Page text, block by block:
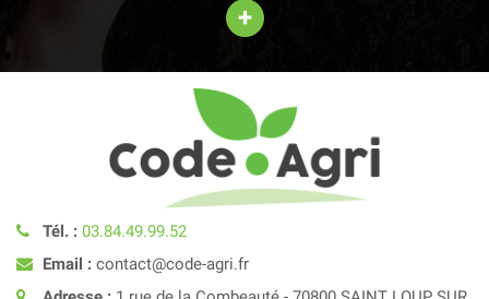
+
Tél. : 03.84.49.99.52
Email : contact@code-agri.fr